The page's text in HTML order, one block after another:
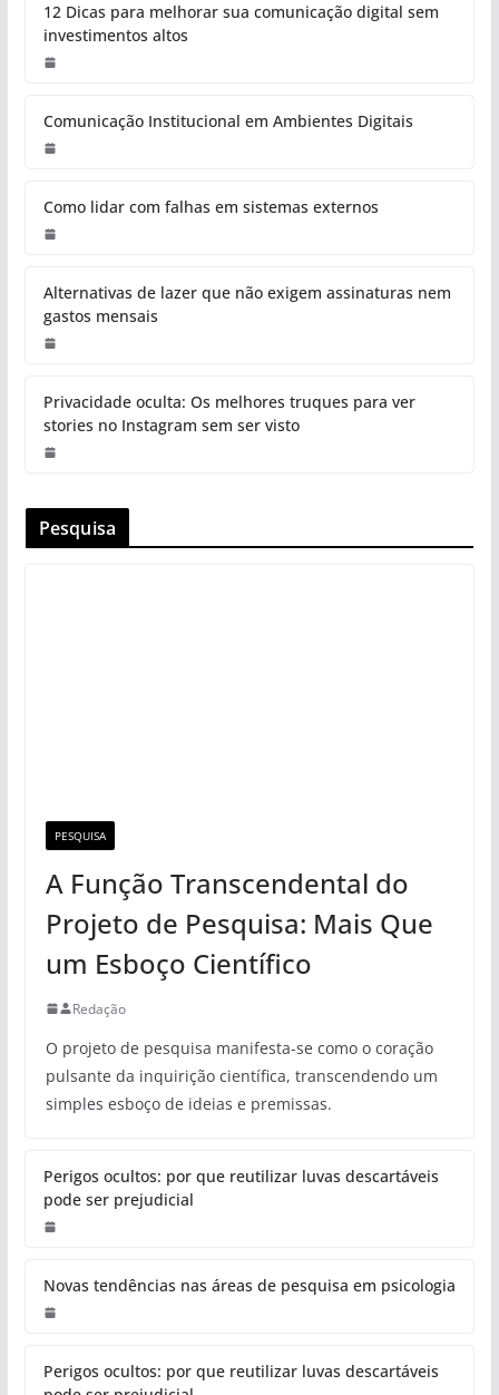
12 Dicas para melhorar sua comunicação digital sem
investimentos altos
Comunicação Institucional em Ambientes Digitais
Como lidar com falhas em sistemas externos
Alternativas de lazer que não exigem assinaturas nem
gastos mensais
Privacidade oculta: Os melhores truques para ver
stories no Instagram sem ser visto
Pesquisa
PESQUISA
A Função Transcendental do
Projeto de Pesquisa: Mais Que
um Esboço Científico
Redação
O projeto de pesquisa manifesta-se como o coração
pulsante da inquirição científica, transcendendo um
simples esboço de ideias e premissas.
Perigos ocultos: por que reutilizar luvas descartáveis
pode ser prejudicial
Novas tendências nas áreas de pesquisa em psicologia
Perigos ocultos: por que reutilizar luvas descartáveis